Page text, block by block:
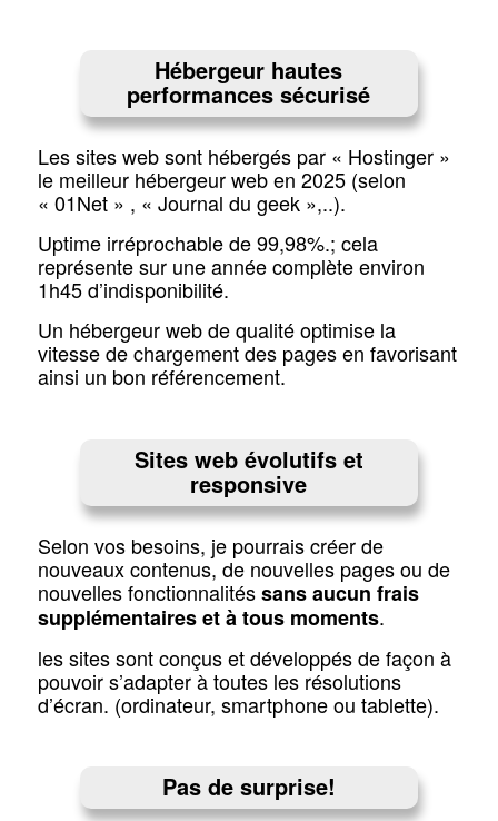
Hébergeur hautes
performances sécurisé
Les sites web sont hébergés par « Hostinger »
le meilleur hébergeur web en 2025 (selon
« 01Net » , « Journal du geek »,..).
Uptime irréprochable de 99,98%.; cela
représente sur une année complète environ
1h45 d’indisponibilité.
Un hébergeur web de qualité optimise la
vitesse de chargement des pages en favorisant
ainsi un bon référencement.
Sites web évolutifs et
responsive
Selon vos besoins, je pourrais créer de
nouveaux contenus, de nouvelles pages ou de
nouvelles fonctionnalitéssans aucun frais
supplémentaires et à tous moments.
les sites sont conçus et développés de façon à
pouvoir s’adapter à toutes les résolutions
d’écran. (ordinateur, smartphone ou tablette).
Pas de surprise!